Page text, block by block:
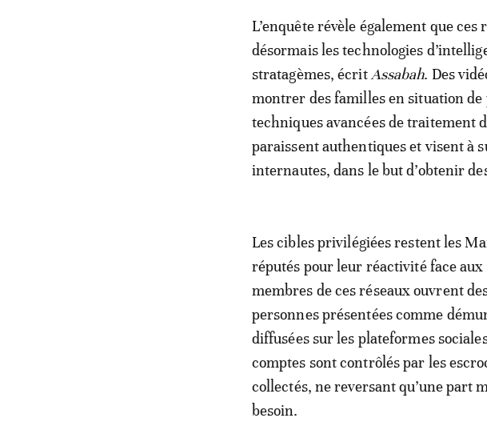
L’enquête révèle également que
désormais les technologies
stratagèmes, écrit Assabah. Des
montrer des familles en situation de
techniques avancées de traitement
paraissent authentiques et visent à
internautes, dans le but d’obtenir
Les cibles privilégiées restent les
réputés pour leur réactivité face aux
membres de ces réseaux ouvrent
personnes présentées comme
diffusées sur les plateformes
comptes sont contrôlés par les
collectés, ne reversant qu’une part
besoin.